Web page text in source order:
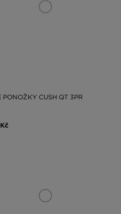
PONOŽKY CUSH QT 3PR